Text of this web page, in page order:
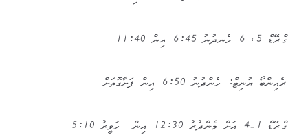
ގްރޭޑް 5، 6 ހެނދުނު 6:45 އިން 11:40
ރެއިންބޯ ޔުނިޓް: ހެންދުނު 6:50 އިން ފަށާގޮތަށް
ގްރޭޑް 1-4 އަށް މެންދުރު 12:30 އިން ހަވީރު 5:10